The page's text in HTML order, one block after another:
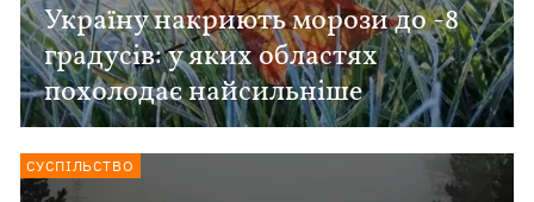
Україну накриють морози до -8
градусів: у яких областях
похолодає найсильніше
СУСПІЛЬСТВО